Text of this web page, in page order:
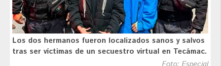
Los dos hermanos fueron localizados sanos y salvos
tras ser víctimas de un secuestro virtual en Tecámac.